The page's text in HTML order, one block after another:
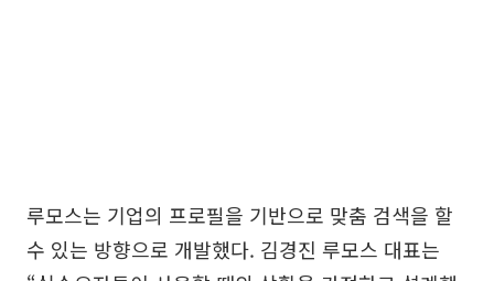
루모스는 기업의 프로필을 기반으로 맞춤 검색을 할
수 있는 방향으로 개발했다. 김경진 루모스 대표는